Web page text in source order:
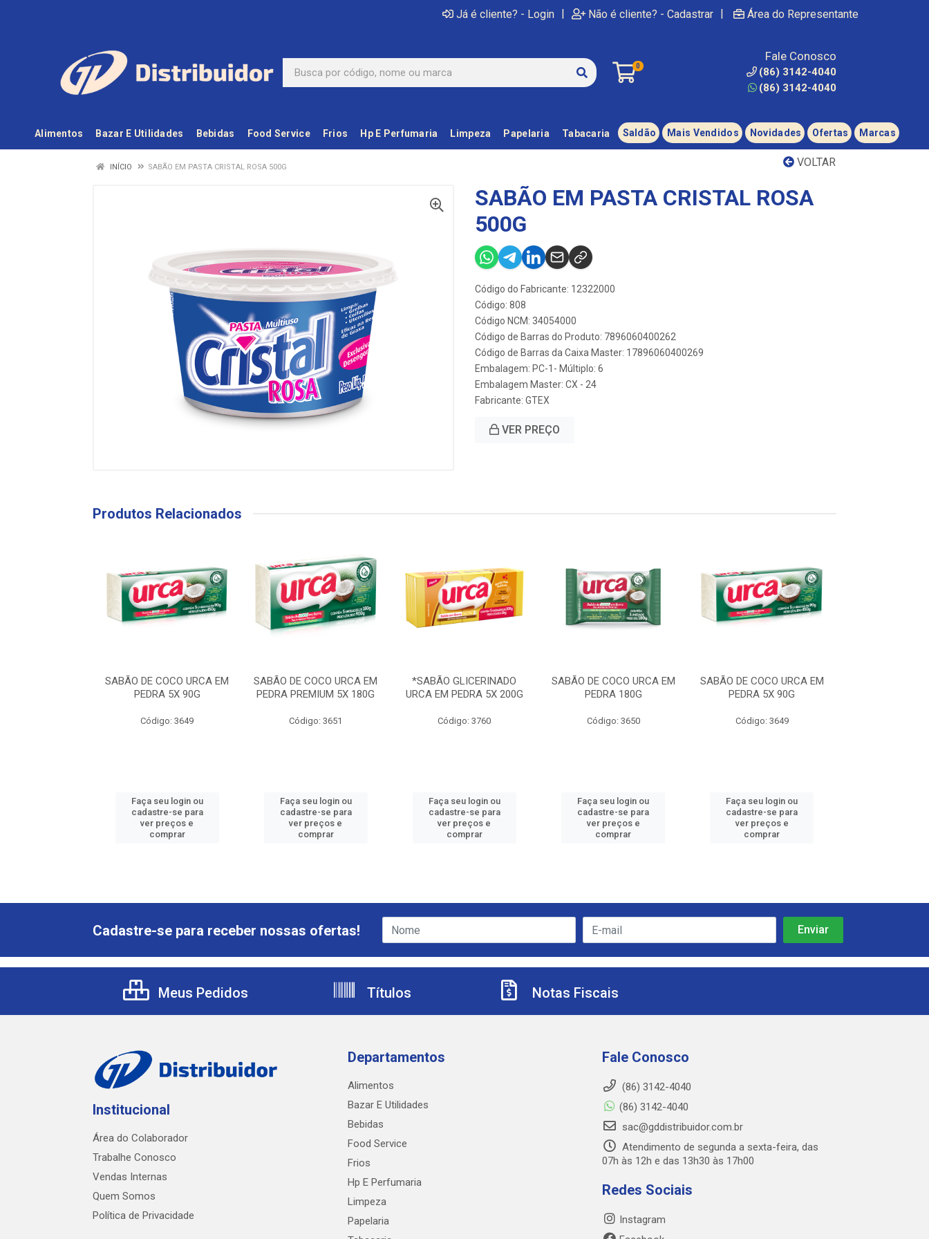
Já é cliente? - Login | Não é cliente? - Cadastrar | Área do Representante
0
Fale Conosco
(86) 3142-4040
(86) 3142-4040
Alimentos Bazar E Utilidades Bebidas Food Service Frios Hp E Perfumaria Limpeza Papelaria Tabacaria Saldão Mais Vendidos Novidades Ofertas Marcas
VOLTAR
INÍCIO SABÃO EM PASTA CRISTAL ROSA 500G
SABÃO EM PASTA CRISTAL ROSA
500G
Código do Fabricante: 12322000
Código: 808
Código NCM: 34054000
Código de Barras do Produto: 7896060400262
Código de Barras da Caixa Master: 17896060400269
Embalagem: PC-1- Múltiplo: 6
Embalagem Master: CX - 24
Fabricante: GTEX
VER PREÇO
Produtos Relacionados
SABÃO DE COCO URCA EM
PEDRA 5X 90G
Código: 3649
Faça seu login ou
cadastre-se para
ver preços e
comprar
SABÃO DE COCO URCA EM
PEDRA PREMIUM 5X 180G
Código: 3651
Faça seu login ou
cadastre-se para
ver preços e
comprar
*SABÃO GLICERINADO
URCA EM PEDRA 5X 200G
Código: 3760
Faça seu login ou
cadastre-se para
ver preços e
comprar
SABÃO DE COCO URCA EM
PEDRA 180G
Código: 3650
Faça seu login ou
cadastre-se para
ver preços e
comprar
SABÃO DE COCO URCA EM
PEDRA 5X 90G
Código: 3649
Faça seu login ou
cadastre-se para
ver preços e
comprar
Cadastre-se para receber nossas ofertas!
Meus Pedidos Títulos Notas Fiscais
Institucional
Área do Colaborador
Trabalhe Conosco
Vendas Internas
Quem Somos
Política de Privacidade
Departamentos
Alimentos
Bazar E Utilidades
Bebidas
Food Service
Frios
Hp E Perfumaria
Limpeza
Papelaria
Fale Conosco
(86) 3142-4040
(86) 3142-4040
sac@gddistribuidor.com.br
Atendimento de segunda a sexta-feira, das
07h às 12h e das 13h30 às 17h00
Redes Sociais
Instagram